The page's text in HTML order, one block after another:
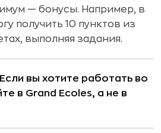
— бонусы. Например, в
получить 10 пунктов из
выполняя задания.
Если вы хотите работать во
в Grand Ecoles, а не в